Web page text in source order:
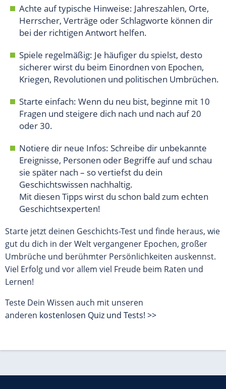
Achte auf typische Hinweise: Jahreszahlen, Orte,
Herrscher, Verträge oder Schlagworte können dir
bei der richtigen Antwort helfen.
Spiele regelmäßig: Je häufiger du spielst, desto
sicherer wirst du beim Einordnen von Epochen,
Kriegen, Revolutionen und politischen Umbrüchen.
Starte einfach: Wenn du neu bist, beginne mit 10
Fragen und steigere dich nach und nach auf 20
oder 30.
Notiere dir neue Infos: Schreibe dir unbekannte
Ereignisse, Personen oder Begriffe auf und schau
sie später nach – so vertiefst du dein
Geschichtswissen nachhaltig.
Mit diesen Tipps wirst du schon bald zum echten
Geschichtsexperten!
Starte jetzt deinen Geschichts-Test und finde heraus, wie
gut du dich in der Welt vergangener Epochen, großer
Umbrüche und berühmter Persönlichkeiten auskennst.
Viel Erfolg und vor allem viel Freude beim Raten und
Lernen!
Teste Dein Wissen auch mit unseren
anderen kostenlosen Quiz und Tests! >>